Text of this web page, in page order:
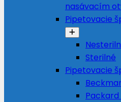
nasávacím
Pipetovacie
Sterilné
Pipetovacie